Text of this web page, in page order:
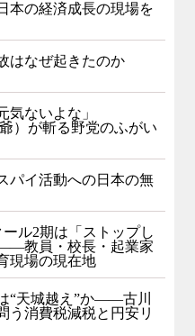
本の経済成長の現場を
はなぜ起きたのか
気ないよな」
）が斬る野党のふがい
パイ活動への日本の無
ル2期は「ストップし
教員・校長・起業家
現場の現在地
“天城越え”か――古川
う消費税減税と円安リ